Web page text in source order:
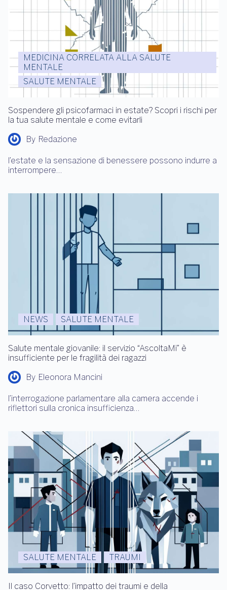
MEDICINA CORRELATA ALLA SALUTE
MENTALE
SALUTE MENTALE
Sospendere gli psicofarmaci in estate? Scopri i rischi per
la tua salute mentale e come evitarli
By Redazione
l’estate e la sensazione di benessere possono indurre a
interrompere…
NEWS SALUTE MENTALE
Salute mentale giovanile: il servizio “AscoltaMi” è
insufficiente per le fragilità dei ragazzi
By Eleonora Mancini
l’interrogazione parlamentare alla camera accende i
riflettori sulla cronica insufficienza…
SALUTE MENTALE TRAUMI
Il caso Corvetto: l’impatto dei traumi e della